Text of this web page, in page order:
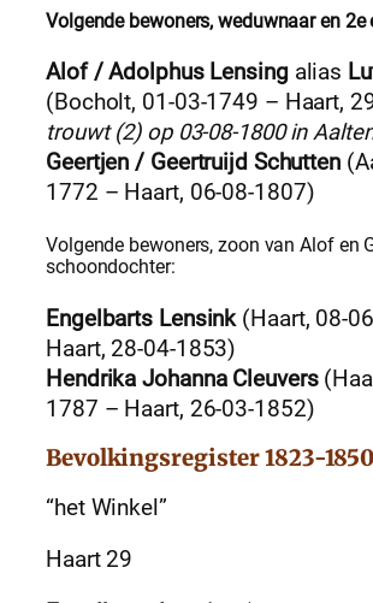
Volgende bewoners, weduwnaar en 2e
Alof / Adolphus Lensingalias
(Bocholt, 01-03-1749 – Haart,
trouwt (2) op 03-08-1800 in
Geertjen / Geertruijd Schutten
1772 – Haart, 06-08-1807)
Volgende bewoners, zoon van Alof en
schoondochter:
Engelbarts Lensink(Haart, 08-
Haart, 28-04-1853)
Hendrika Johanna Cleuvers
1787 – Haart, 26-03-1852)
Bevolkingsregister 1823-1850
“het Winkel”
Haart 29